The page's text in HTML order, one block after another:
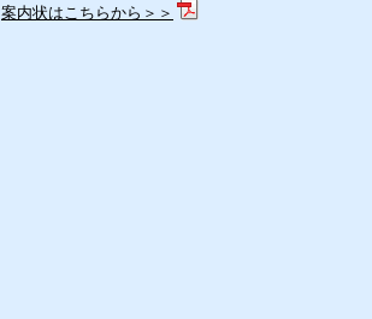
案内状はこちらから＞＞